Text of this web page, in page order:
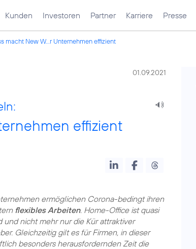
Kunden Investoren Partner Karriere Presse
macht New W...r Unternehmen effizient
01.09.2021
effizient
ermöglichen Corona-bedingt ihren
flexibles Arbeiten. Home-Office ist quasi
und nicht mehr nur die Kür attraktiver
Gleichzeitig gilt es für Firmen, in dieser
besonders herausfordernden Zeit die